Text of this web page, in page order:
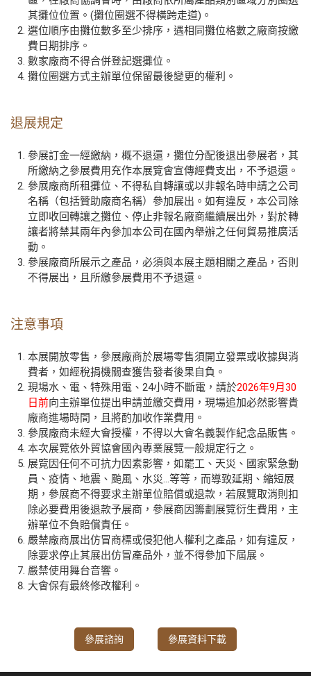
其攤位位置。(攤位圈選不得橫跨走道)。
選位順序由攤位數多至少排序，遇相同攤位格數之廠商按繳
費日期排序。
數家廠商不得合併登記選攤位。
攤位圈選方式主辦單位保留最後變更的權利。
退展規定
參展訂金一經繳納，概不退還，攤位分配後退出參展者，其
所繳納之參展費用充作本展覽會宣傳經費支出，不予退還。
參展廠商所租攤位、不得私自轉讓或以非報名時申請之公司
名稱（包括贊助廠商名稱）參加展出。如有違反，本公司除
立即收回轉讓之攤位、停止非報名廠商繼續展出外，對於轉
讓者將禁其兩年內參加本公司在國內舉辦之任何貿易推廣活
動。
參展廠商所展示之產品，必須與本展主題相關之產品，否則
不得展出，且所繳參展費用不予退還。
注意事項
本展開放零售，參展廠商於展場零售須開立發票或收據與消
費者，如經稅捐機關查獲告發者後果自負。
現場水、電、特殊用電、24小時不斷電，請於2026年9月30
日前向主辦單位提出申請並繳交費用，現場追加必然影響貴
廠商進場時間，且將酌加收作業費用。
參展廠商未經大會授權，不得以大會名義製作紀念品販售。
本次展覽依外貿協會國內專業展覽一般規定行之。
展覽因任何不可抗力因素影響，如罷工、天災、國家緊急動
員、疫情、地震、颱風、水災…等等，而導致延期、縮短展
期，參展商不得要求主辦單位賠償或退款，若展覽取消則扣
除必要費用後退款予展商，參展商因籌劃展覽衍生費用，主
辦單位不負賠償責任。
嚴禁廠商展出仿冒商標或侵犯他人權利之產品，如有違反，
除要求停止其展出仿冒產品外，並不得參加下屆展。
嚴禁使用舞台音響。
大會保有最終修改權利。
參展諮詢 參展資料下載